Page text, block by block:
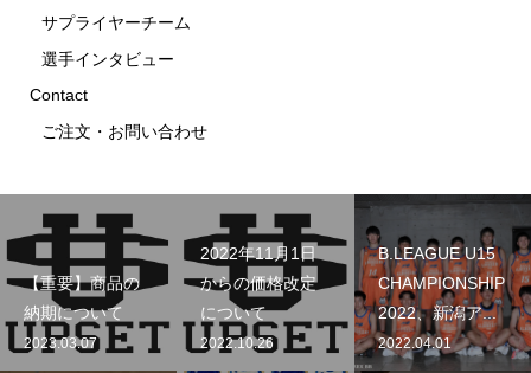
サプライヤーチーム
選手インタビュー
Contact
ご注文・お問い合わせ
【重要】商品の
納期について
2023.03.07
2022年11月1日
からの価格改定
について
2022.10.26
B.LEAGUE U15
CHAMPIONSHIP
2022、新潟ア...
2022.04.01